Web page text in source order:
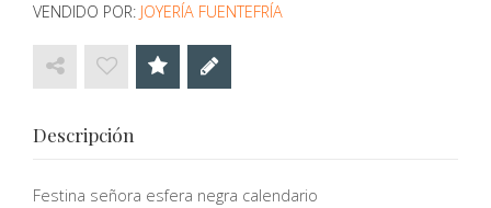
VENDIDO POR: JOYERÍA FUENTEFRÍA
Descripción
Festina señora esfera negra calendario